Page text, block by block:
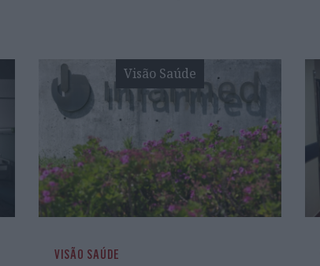
Visão Saúde
VISÃO SAÚDE